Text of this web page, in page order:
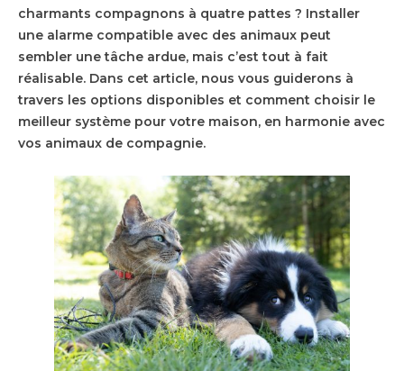
charmants compagnons à quatre pattes ? Installer
une alarme compatible avec des animaux peut
sembler une tâche ardue, mais c’est tout à fait
réalisable. Dans cet article, nous vous guiderons à
travers les options disponibles et comment choisir le
meilleur système pour votre maison, en harmonie avec
vos animaux de compagnie.